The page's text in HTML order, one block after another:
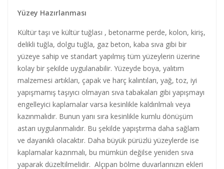
Yüzey Hazırlanması
Kültür taşı ve kültür tuğlası , betonarme perde, kolon, kiriş,
delikli tuğla, dolgu tuğla, gaz beton, kaba sıva gibi bir
yüzeye sahip ve standart yapılmış tüm yüzeylerin üzerine
kolay bir şekilde uygulanabilir. Yüzeyde boya, yalıtım
malzemesi artıkları, çapak ve harç kalıntıları, yağ, toz, iyi
yapışmamış taşıyıcı olmayan sıva tabakaları gibi yapışmayı
engelleyici kaplamalar varsa kesinlikle kaldırılmalı veya
kazınmalıdır. Bunun yanı sıra kesinlikle kumlu dönüşüm
astarı uygulanmalıdır. Bu şekilde yapıştırma daha sağlam
ve dayanıklı olacaktır. Daha büyük pürüzlü yüzeylerde ise
kaplamalar kazınmalı, bu mümkün değilse yeniden sıva
yaparak düzeltilmelidir. Alçıpan bölme duvarlarınızın ekleri